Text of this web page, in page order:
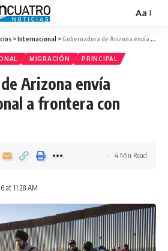
Aa
>Internacional >Gobernadora de Arizona envía Guardia Nacional a frontera con México
MIGRACIÓN PRINCIPAL
Arizona envía
a frontera con
at 11:28 AM
4 Min Read